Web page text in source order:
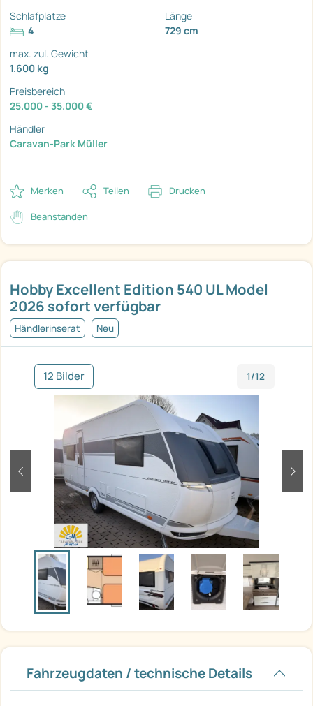
Hobby Excellent Edition 540 UL Model
2026 sofort verfügbar
Händlerinserat Neu
12 Bilder 1/12
zurück
Fahrzeugdaten / technische Details
Schlafplätze
4
Länge
729 cm
max. zul. Gewicht
1.600 kg
Preisbereich
25.000 - 35.000 €
Händler
Caravan-Park Müller
Merken Teilen Drucken
Beanstanden